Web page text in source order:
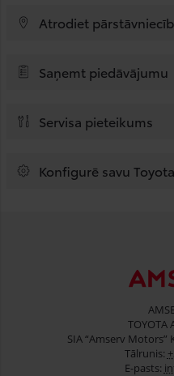
Atrodiet
Saņemt piedāvājumu
Servisa pieteikums
Konfigurē savu Toyota
TOYOTA
SIA “Amserv Motors”
Tālrunis:
E-pasts: